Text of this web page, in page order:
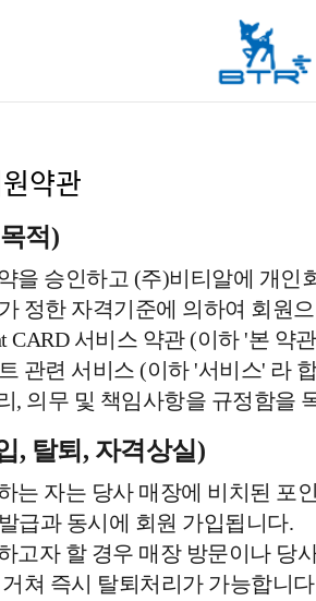
약관
적)
을 승인하고 (주)비티알에 개
정한 자격기준에 의하여 회원
CARD 서비스 약관 (이하 '본 약
관련 서비스 (이하 '서비스' 라
, 의무 및 책임사항을 규정함을
, 탈퇴, 자격상실)
는 자는 당사 매장에 비치된 포
급과 동시에 회원 가입됩니다.
고자 할 경우 매장 방문이나 당
쳐 즉시 탈퇴처리가 가능합니